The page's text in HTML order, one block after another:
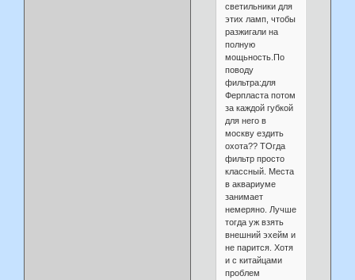
светильники для
этих ламп, чтобы
разжигали на
полную
мощьность.По
поводу
фильтра:для
Ферпласта потом
за каждой губкой
для него в
москву ездить
охота?? ТОгда
фильтр просто
классный. Места
в аквариуме
занимает
немеряно. Лучше
тогда уж взять
внешний эхейм и
не парится. Хотя
и с китайцами
проблем